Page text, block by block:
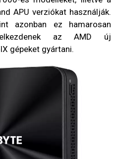
APU verziókat használják.
azonban ez hamarosan
az AMD új
gépeket gyártani.